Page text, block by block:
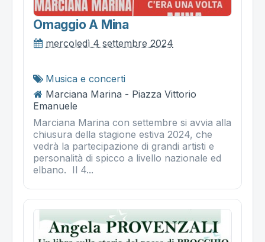
Omaggio A Mina
mercoledì 4 settembre 2024
Musica e concerti
Marciana Marina - Piazza Vittorio
Emanuele
Marciana Marina con settembre si avvia alla
chiusura della stagione estiva 2024, che
vedrà la partecipazione di grandi artisti e
personalità di spicco a livello nazionale ed
elbano. Il 4...